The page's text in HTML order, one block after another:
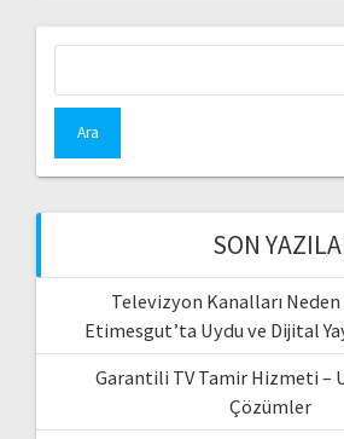
SON
Televizyon Kanalları
Etimesgut’ta Uydu ve Dijital
Garantili TV Tamir Hizmeti –
Çözümler